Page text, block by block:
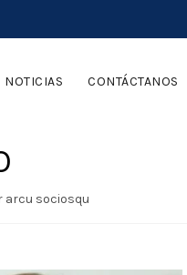
NOTICIAS CONTÁCTANOS
arcu sociosqu